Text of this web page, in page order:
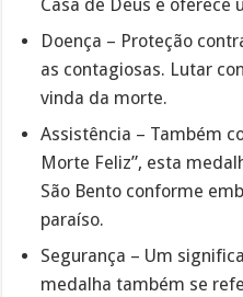
Casa de Deus e oferece
Doença – Proteção
as contagiosas. Lutar
vinda da morte.
Assistência – Também
Morte Feliz”, esta
São Bento conforme
paraíso.
Segurança – Um
medalha também se